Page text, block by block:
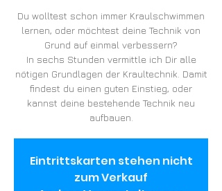
Du wolltest schon immer Kraulschwimmen
lernen, oder möchtest deine Technik von
Grund auf einmal verbessern?
In sechs Stunden vermittle ich Dir alle
nötigen Grundlagen der Kraultechnik. Damit
findest du einen guten Einstieg, oder
kannst deine bestehende Technik neu
aufbauen.
Eintrittskarten stehen nicht
zum Verkauf